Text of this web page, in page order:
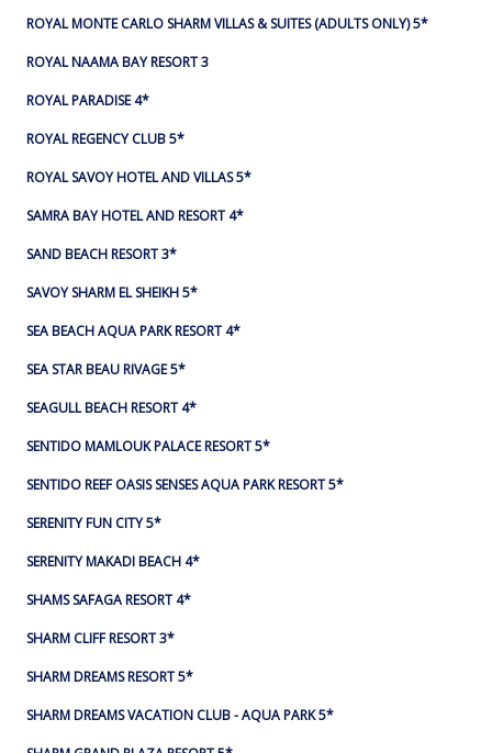
ROYAL MONTE CARLO SHARM VILLAS & SUITES (ADULTS ONLY) 5*
ROYAL NAAMA BAY RESORT 3
ROYAL PARADISE 4*
ROYAL REGENCY CLUB 5*
ROYAL SAVOY HOTEL AND VILLAS 5*
SAMRA BAY HOTEL AND RESORT 4*
SAND BEACH RESORT 3*
SAVOY SHARM EL SHEIKH 5*
SEA BEACH AQUA PARK RESORT 4*
SEA STAR BEAU RIVAGE 5*
SEAGULL BEACH RESORT 4*
SENTIDO MAMLOUK PALACE RESORT 5*
SENTIDO REEF OASIS SENSES AQUA PARK RESORT 5*
SERENITY FUN CITY 5*
SERENITY MAKADI BEACH 4*
SHAMS SAFAGA RESORT 4*
SHARM CLIFF RESORT 3*
SHARM DREAMS RESORT 5*
SHARM DREAMS VACATION CLUB - AQUA PARK 5*